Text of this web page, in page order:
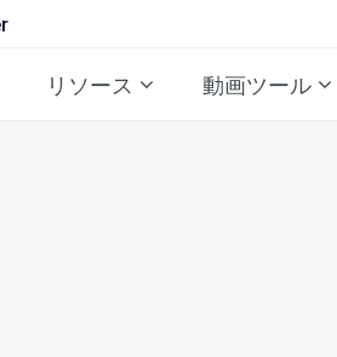
リソース 動画ツール